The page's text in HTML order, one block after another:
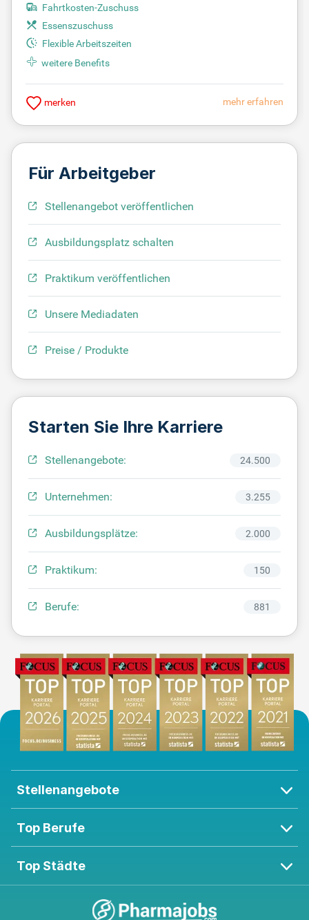
Fahrtkosten-Zuschuss
Essenszuschuss
Flexible Arbeitszeiten
weitere Benefits
merken mehr erfahren
Für Arbeitgeber
Stellenangebot veröffentlichen
Ausbildungsplatz schalten
Praktikum veröffentlichen
Unsere Mediadaten
Preise / Produkte
Starten Sie Ihre Karriere
Stellenangebote: 24.500
Unternehmen: 3.255
Ausbildungsplätze: 2.000
Praktikum: 150
Berufe: 881
Stellenangebote
Top Berufe
Top Städte